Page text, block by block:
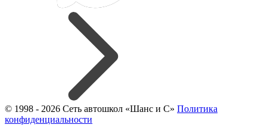
© 1998 - 2026 Сеть автошкол «Шанс и С» Политика
конфиденциальности